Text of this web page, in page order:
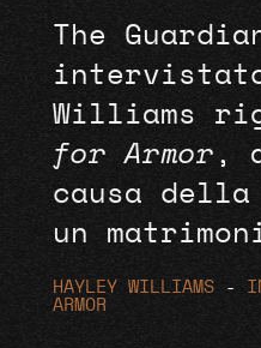
The
Williams
for Armor ,
causa
un
HAYLEY WILLIAMS-
ARMOR